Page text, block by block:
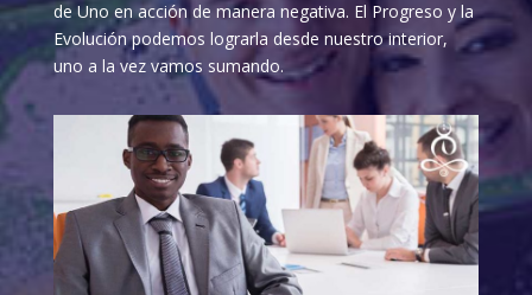
de Uno en acción de manera negativa. El Progreso y la
Evolución podemos lograrla desde nuestro interior,
uno a la vez vamos sumando.